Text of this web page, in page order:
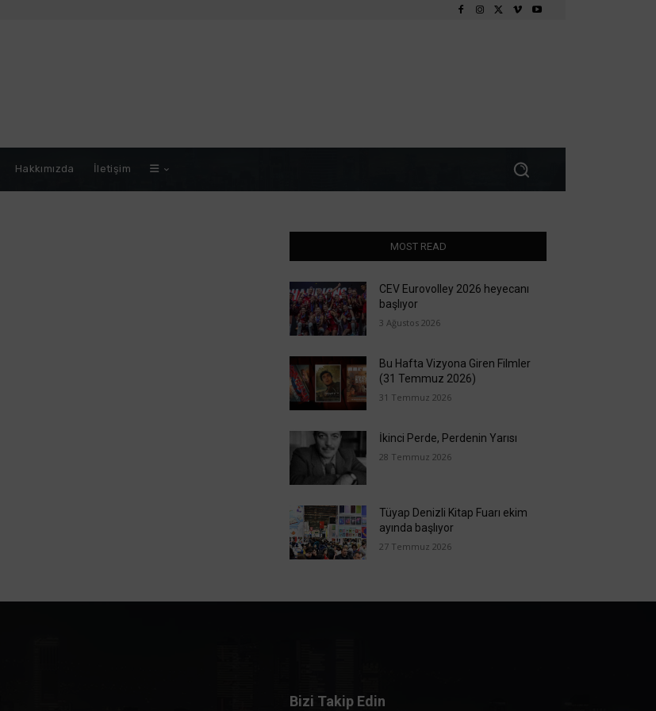
Hakkımızda İletişim
MOST READ
CEV Eurovolley 2026 heyecanı
başlıyor
3 Ağustos 2026
Bu Hafta Vizyona Giren Filmler
(31 Temmuz 2026)
31 Temmuz 2026
İkinci Perde, Perdenin Yarısı
28 Temmuz 2026
Tüyap Denizli Kitap Fuarı ekim
ayında başlıyor
27 Temmuz 2026
Bizi Takip Edin